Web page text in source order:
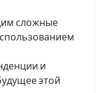
сложные
и
этой